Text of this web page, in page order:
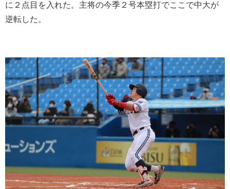
に２点目を入れた。主将の今季２号本塁打でここで中大が
逆転した。